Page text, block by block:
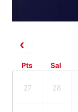
Pts Sal
27 28